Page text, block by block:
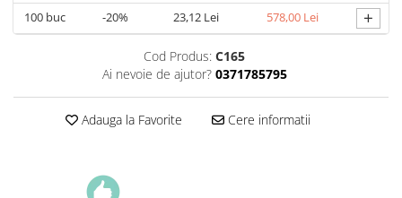
100 buc -20% 23,12 Lei 578,00 Lei +
Cod Produs: C165
Ai nevoie de ajutor? 0371785795
Adauga la Favorite Cere informatii